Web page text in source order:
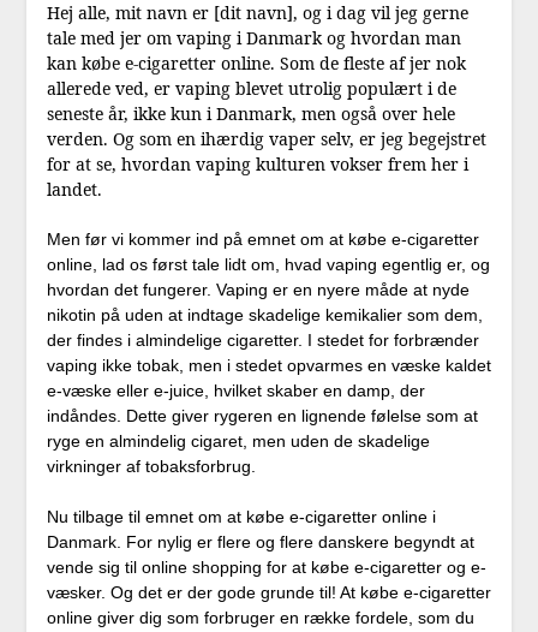
Hej alle, mit navn er [dit navn], og i dag vil jeg gerne
tale med jer om vaping i Danmark og hvordan man
kan købe e-cigaretter online. Som de fleste af jer nok
allerede ved, er vaping blevet utrolig populært i de
seneste år, ikke kun i Danmark, men også over hele
verden. Og som en ihærdig vaper selv, er jeg begejstret
for at se, hvordan vaping kulturen vokser frem her i
landet.
Men før vi kommer ind på emnet om at købe e-cigaretter
online, lad os først tale lidt om, hvad vaping egentlig er, og
hvordan det fungerer. Vaping er en nyere måde at nyde
nikotin på uden at indtage skadelige kemikalier som dem,
der findes i almindelige cigaretter. I stedet for forbrænder
vaping ikke tobak, men i stedet opvarmes en væske kaldet
e-væske eller e-juice, hvilket skaber en damp, der
indåndes. Dette giver rygeren en lignende følelse som at
ryge en almindelig cigaret, men uden de skadelige
virkninger af tobaksforbrug.
Nu tilbage til emnet om at købe e-cigaretter online i
Danmark. For nylig er flere og flere danskere begyndt at
vende sig til online shopping for at købe e-cigaretter og e-
væsker. Og det er der gode grunde til! At købe e-cigaretter
online giver dig som forbruger en række fordele, som du